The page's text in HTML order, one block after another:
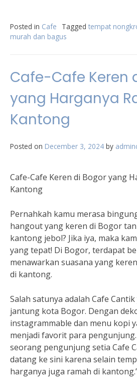
Posted in Cafe Tagged tempat
murah dan bagus
Cafe-Cafe Keren
yang Harganya
Kantong
Posted on December 3, 2024 by
Cafe-Cafe Keren di Bogor yang
Kantong
Pernahkah kamu merasa
hangout yang keren di Bogor
kantong jebol? Jika iya, maka
yang tepat! Di Bogor, terdapat
menawarkan suasana yang
di kantong.
Salah satunya adalah Cafe
jantung kota Bogor. Dengan
instagrammable dan menu kopi
menjadi favorit para
seorang pengunjung setia Cafe
datang ke sini karena selain
harganya juga ramah di